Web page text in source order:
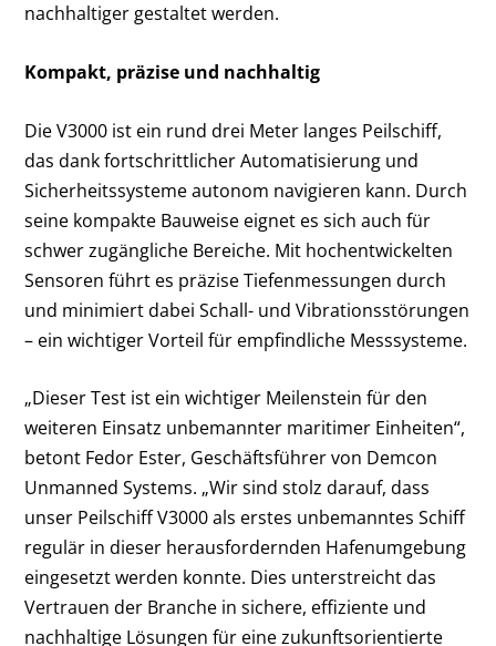
nachhaltiger gestaltet werden.
Kompakt, präzise und nachhaltig
Die V3000 ist ein rund drei Meter langes Peilschiff,
das dank fortschrittlicher Automatisierung und
Sicherheitssysteme autonom navigieren kann. Durch
seine kompakte Bauweise eignet es sich auch für
schwer zugängliche Bereiche. Mit hochentwickelten
Sensoren führt es präzise Tiefenmessungen durch
und minimiert dabei Schall- und Vibrationsstörungen
– ein wichtiger Vorteil für empfindliche Messsysteme.
„Dieser Test ist ein wichtiger Meilenstein für den
weiteren Einsatz unbemannter maritimer Einheiten“,
betont Fedor Ester, Geschäftsführer von Demcon
Unmanned Systems. „Wir sind stolz darauf, dass
unser Peilschiff V3000 als erstes unbemanntes Schiff
regulär in dieser herausfordernden Hafenumgebung
eingesetzt werden konnte. Dies unterstreicht das
Vertrauen der Branche in sichere, effiziente und
nachhaltige Lösungen für eine zukunftsorientierte